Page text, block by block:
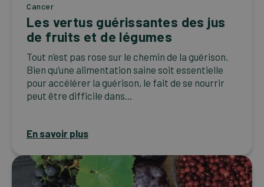
Cancer
Les vertus guérissantes des jus
de fruits et de légumes
Tout n’est pas rose sur le chemin de la guérison.
Bien qu’une alimentation saine soit essentielle
pour accélérer la guérison, le fait de se nourrir
peut être difficile dans...
En savoir plus